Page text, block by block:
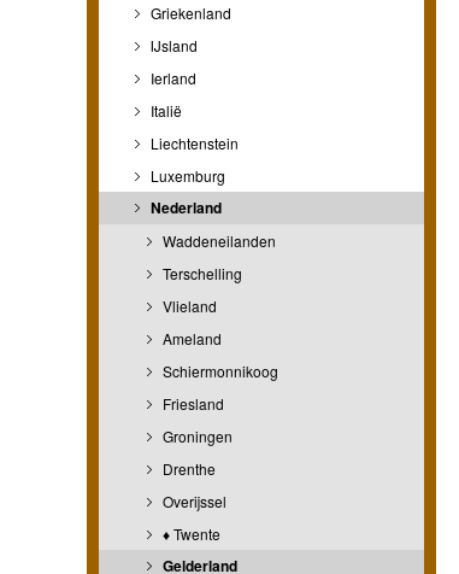
Griekenland
IJsland
Ierland
Italië
Liechtenstein
Luxemburg
Nederland
Waddeneilanden
Terschelling
Vlieland
Ameland
Schiermonnikoog
Friesland
Groningen
Drenthe
Overijssel
♦ Twente
Gelderland